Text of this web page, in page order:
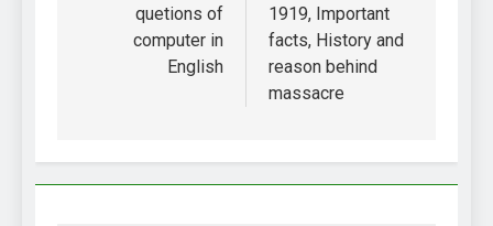
quetions of
computer in
English
1919, Important
facts, History and
reason behind
massacre